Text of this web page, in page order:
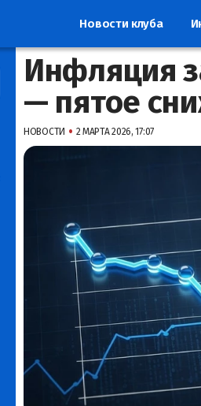
Новости клуба
Инфляция
— пятое
НОВОСТИ • 2 МАРТА 2026, 17:07